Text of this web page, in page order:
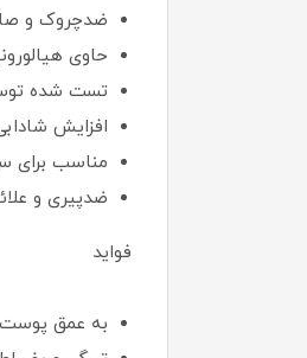
ضدچروک و
حاوی
تست شده
افزایش
مناسب برای سن 25 تا 45
ضدپیری و
فواید
به عمق پوست